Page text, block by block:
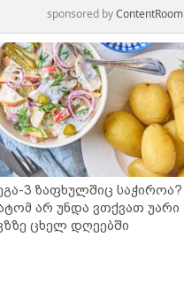
sponsored byContentRoom
3 ზაფხულშიც საჭიროა?
არ უნდა ვთქვათ უარი
ცხელ დღეებში